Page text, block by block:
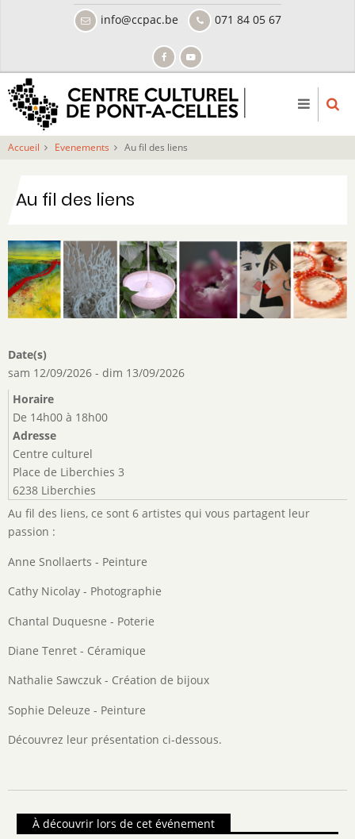
info@ccpac.be 071 84 05 67
Accueil Evenements Au fil des liens
Au fil des liens
Date(s)
sam 12/09/2026 - dim 13/09/2026
Horaire
De 14h00 à 18h00
Adresse
Centre culturel
Place de Liberchies 3
6238 Liberchies
Au fil des liens, ce sont 6 artistes qui vous partagent leur
passion :
Anne Snollaerts - Peinture
Cathy Nicolay - Photographie
Chantal Duquesne - Poterie
Diane Tenret - Céramique
Nathalie Sawczuk - Création de bijoux
Sophie Deleuze - Peinture
Découvrez leur présentation ci-dessous.
À découvrir lors de cet événement